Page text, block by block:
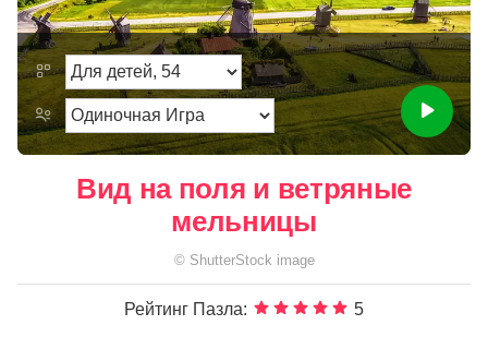
Вид на поля и ветряные
мельницы
© ShutterStock image
Рейтинг Пазла: 5